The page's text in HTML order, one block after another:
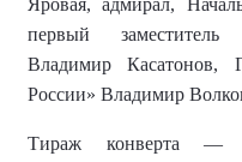
Яровая, адмирал,
первый
Владимир Касатонов,
России» Владимир
Тираж конверта —